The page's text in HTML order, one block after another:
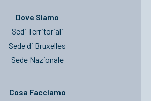
Dove Siamo
Sedi Territoriali
Sede di Bruxelles
Sede Nazionale
Cosa Facciamo